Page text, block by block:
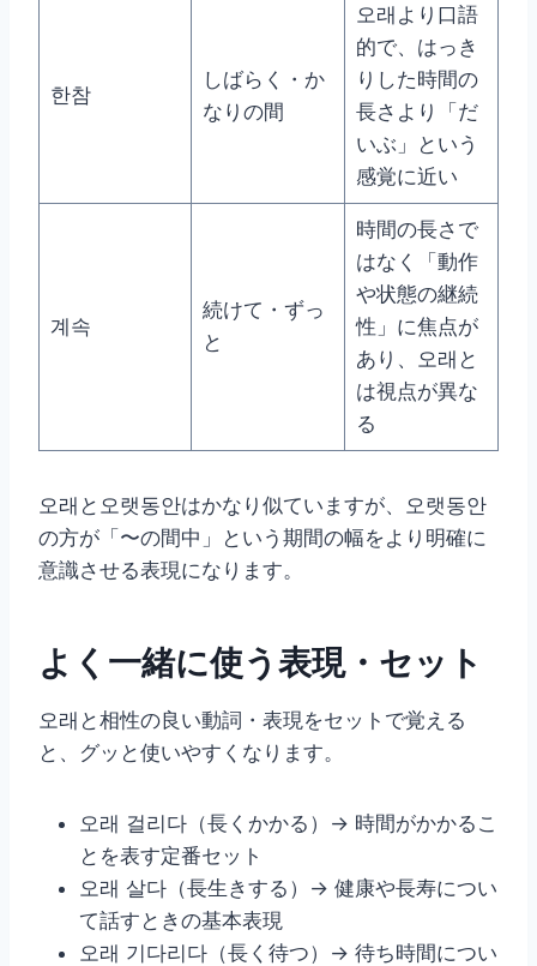
한참
しばらく・か
なりの間
오래より口語
的で、はっき
りした時間の
長さより「だ
いぶ」という
感覚に近い
계속
続けて・ずっ
と
時間の長さで
はなく「動作
や状態の継続
性」に焦点が
あり、오래と
は視点が異な
る
오래と오랫동안はかなり似ていますが、오랫동안
の方が「〜の間中」という期間の幅をより明確に
意識させる表現になります。
よく一緒に使う表現・セット
오래と相性の良い動詞・表現をセットで覚える
と、グッと使いやすくなります。
오래 걸리다（長くかかる）→ 時間がかかるこ
とを表す定番セット
오래 살다（長生きする）→ 健康や長寿につい
て話すときの基本表現
오래 기다리다（長く待つ）→ 待ち時間につい